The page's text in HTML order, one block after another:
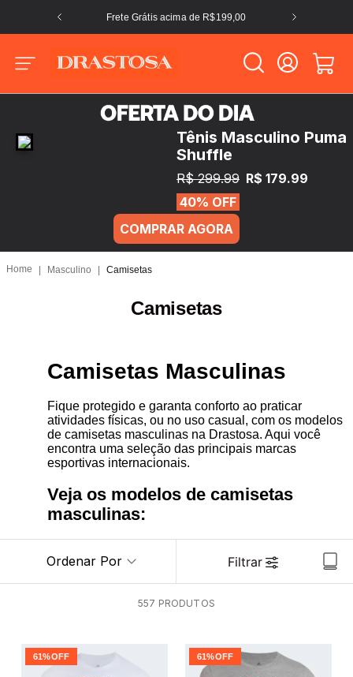
Frete Grátis acima de R$199,00
Tênis Masculino Puma
Shuffle
R$ 299.99 R$ 179.99
40% OFF
COMPRAR AGORA
Masculino Camisetas
Camisetas
Camisetas Masculinas
Fique protegido e garanta conforto ao praticar
atividades físicas, ou no uso casual, com os modelos
de camisetas masculinas na Drastosa. Aqui você
encontra uma seleção das principais marcas
esportivas internacionais.
Veja os modelos de camisetas
masculinas:
Ordenar Por Filtrar
557 PRODUTOS
61%OFF 61%OFF